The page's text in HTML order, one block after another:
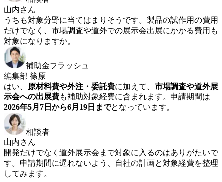
山内さん
うちも対象分野に当てはまりそうです。製品の試作用の費用
だけでなく、市場調査や道外での展示会出展にかかる費用も
対象になりますか。
補助金フラッシュ
編集部 篠原
はい、
原材料費や外注・委託費に加えて、 市場調査や道外展
示会への出展費も補助対象経費に含まれます。申請期間は
2026年5月7日から6月19日までとなっています。
相談者
山内さん
開発だけでなく道外展示会まで対象に入るのはありがたいで
す。申請期間に遅れないよう、自社の計画と対象経費を整理
してみます。